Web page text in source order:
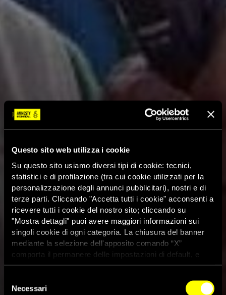
Questo sito web utilizza i cookie
Su questo sito usiamo diversi tipi di cookie: tecnici,
statistici e di profilazione (tra cui cookie utilizzati per la
personalizzazione degli annunci pubblicitari), nostri e di
terze parti. Cliccando "Accetta tutti i cookie" acconsenti a
ricevere tutti i cookie del nostro sito; cliccando su
"Mostra dettagli" puoi avere maggiori informazioni sui
singoli cookie di ogni categoria. La chiusura del banner
mediante la selezione dell'apposito comando “X”
comporta il permanere delle impostazioni di default, e
dunque la continuazione della navigazione con i cookie
dei cookie attivi sul sito clicca
delNecessari